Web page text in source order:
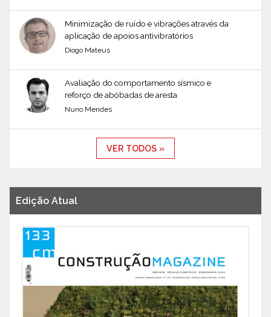
Minimização de ruído e vibrações através da
aplicação de apoios antivibratórios
Diogo Mateus
Avaliação do comportamento sísmico e
reforço de abóbadas de aresta
Nuno Mendes
VER TODOS »
Edição Atual